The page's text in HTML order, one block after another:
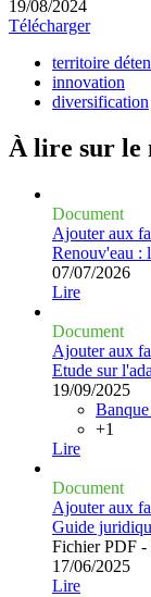
19/08/2024
Télécharger
territoire
innovation
diversification
À lire sur le
Document
Ajouter aux
Renouv'eau :
07/07/2026
Lire
Document
Ajouter aux
Etude sur
19/09/2025
+1
Lire
Document
Ajouter aux
Guide
Fichier PDF
17/06/2025
Lire